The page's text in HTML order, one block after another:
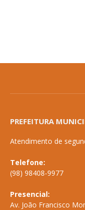
PREFEITURA
Atendimento de
Telefone:
(98) 98408-9977
Presencial:
Av. João Francisco